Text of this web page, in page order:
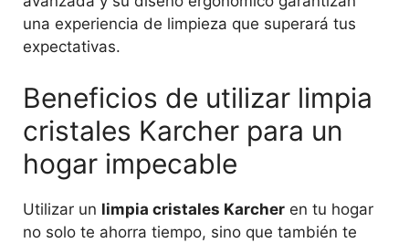
una experiencia de limpieza que superará tus
expectativas.
Beneficios de utilizar limpia
cristales Karcher para un
hogar impecable
Utilizar un limpia cristales Karcher en tu hogar
no solo te ahorra tiempo, sino que también te